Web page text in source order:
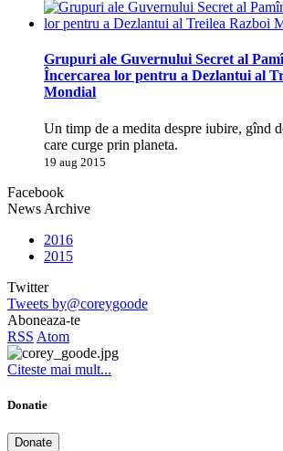
Grupuri ale Guvernului Secret al
Încercarea lor pentru a Dezlantui al
Mondial
Un timp de a medita despre iubire, gînd
care curge prin planeta.
19 aug 2015
Facebook
News Archive
2016
2015
Twitter
Tweets by@coreygoode
Aboneaza-te
RSS Atom
Citeste mai mult...
Donatie
Donate